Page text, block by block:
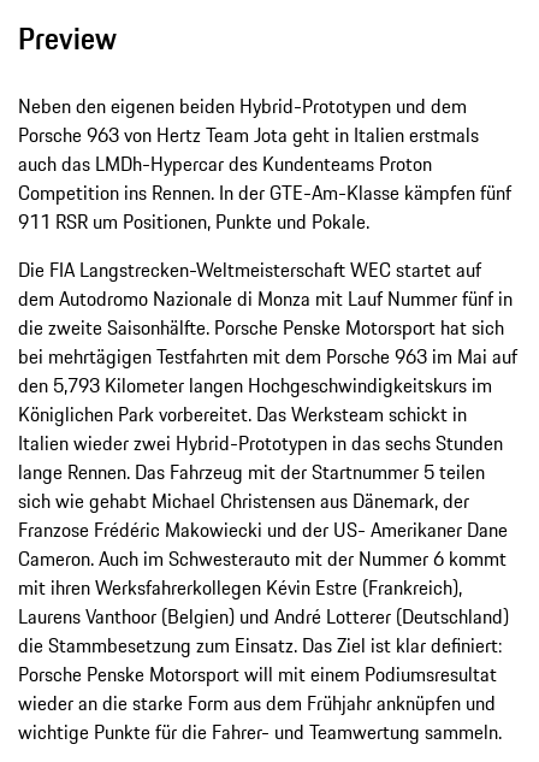
Preview
Neben den eigenen beiden Hybrid-Prototypen und dem
Porsche 963 von Hertz Team Jota geht in Italien erstmals
auch das LMDh-Hypercar des Kundenteams Proton
Competition ins Rennen. In der GTE-Am-Klasse kämpfen fünf
911 RSR um Positionen, Punkte und Pokale.
Die FIA Langstrecken-Weltmeisterschaft WEC startet auf
dem Autodromo Nazionale di Monza mit Lauf Nummer fünf in
die zweite Saisonhälfte. Porsche Penske Motorsport hat sich
bei mehrtägigen Testfahrten mit dem Porsche 963 im Mai auf
den 5,793 Kilometer langen Hochgeschwindigkeitskurs im
Königlichen Park vorbereitet. Das Werksteam schickt in
Italien wieder zwei Hybrid-Prototypen in das sechs Stunden
lange Rennen. Das Fahrzeug mit der Startnummer 5 teilen
sich wie gehabt Michael Christensen aus Dänemark, der
Franzose Frédéric Makowiecki und der US- Amerikaner Dane
Cameron. Auch im Schwesterauto mit der Nummer 6 kommt
mit ihren Werksfahrerkollegen Kévin Estre (Frankreich),
Laurens Vanthoor (Belgien) und André Lotterer (Deutschland)
die Stammbesetzung zum Einsatz. Das Ziel ist klar definiert:
Porsche Penske Motorsport will mit einem Podiumsresultat
wieder an die starke Form aus dem Frühjahr anknüpfen und
wichtige Punkte für die Fahrer- und Teamwertung sammeln.